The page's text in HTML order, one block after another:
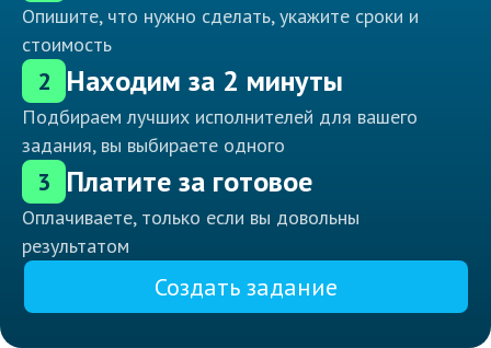
Опишите, что нужно сделать, укажите сроки и
стоимость
2 Находим за 2 минуты
Подбираем лучших исполнителей для вашего
задания, вы выбираете одного
3 Платите за готовое
Оплачиваете, только если вы довольны
результатом
Создать задание